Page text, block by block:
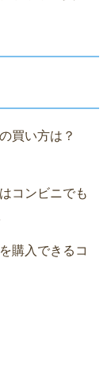
買い方は？
コンビニでも
購入できるコ